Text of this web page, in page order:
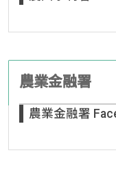
農業金融署
農業金融署